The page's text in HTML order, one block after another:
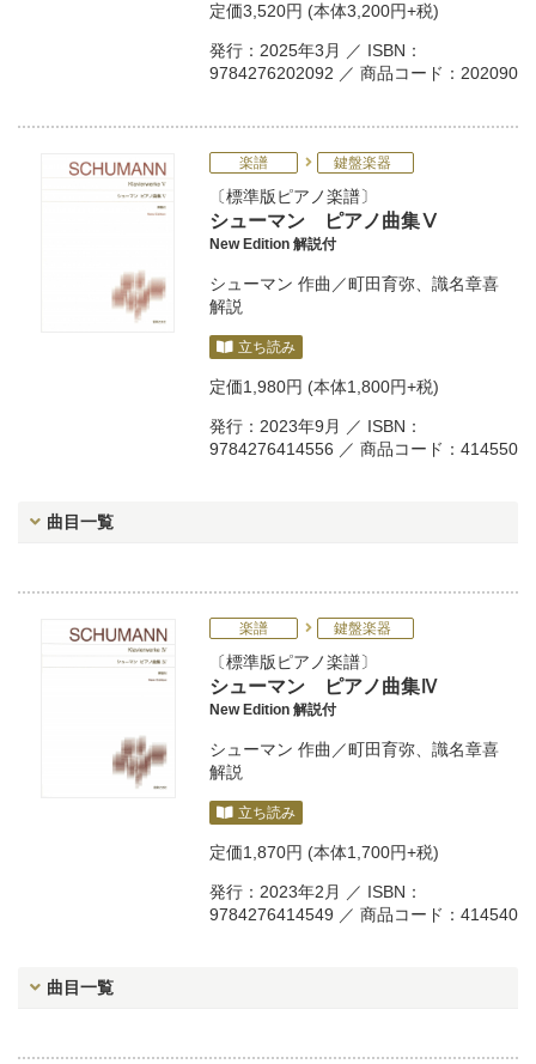
定価3,520円 (本体3,200円+税)
発行：2025年3月 ／ ISBN：
9784276202092 ／ 商品コード：202090
楽譜 鍵盤楽器
標準版ピアノ楽譜
シューマン ピアノ曲集Ⅴ
New Edition 解説付
シューマン 作曲／町田育弥
識名章喜
解説
立ち読み
定価1,980円 (本体1,800円+税)
発行：2023年9月 ／ ISBN：
9784276414556 ／ 商品コード：414550
曲目一覧
楽譜 鍵盤楽器
標準版ピアノ楽譜
シューマン ピアノ曲集Ⅳ
New Edition 解説付
シューマン 作曲／町田育弥
識名章喜
解説
立ち読み
定価1,870円 (本体1,700円+税)
発行：2023年2月 ／ ISBN：
9784276414549 ／ 商品コード：414540
曲目一覧